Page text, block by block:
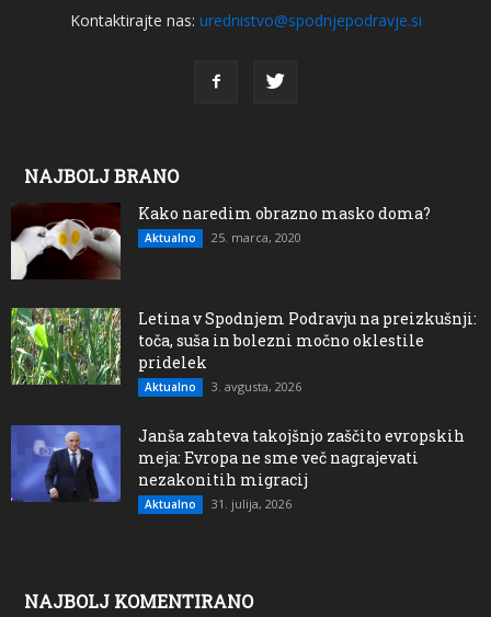
Kontaktirajte nas: urednistvo@spodnjepodravje.si
NAJBOLJ BRANO
Kako naredim obrazno masko doma?
Aktualno 25. marca, 2020
Letina v Spodnjem Podravju na preizkušnji:
toča, suša in bolezni močno oklestile
pridelek
Aktualno 3. avgusta, 2026
Janša zahteva takojšnjo zaščito evropskih
meja: Evropa ne sme več nagrajevati
nezakonitih migracij
Aktualno 31. julija, 2026
NAJBOLJ KOMENTIRANO